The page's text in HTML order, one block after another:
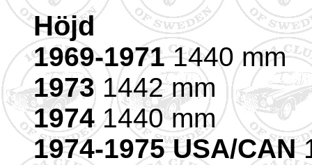
Höjd
1969-19711440 mm
19731442 mm
19741440 mm
1974-1975 USA/CAN